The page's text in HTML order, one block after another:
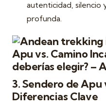
autenticidad, silencio
profunda.
3. Sendero de Apu
Diferencias Clave